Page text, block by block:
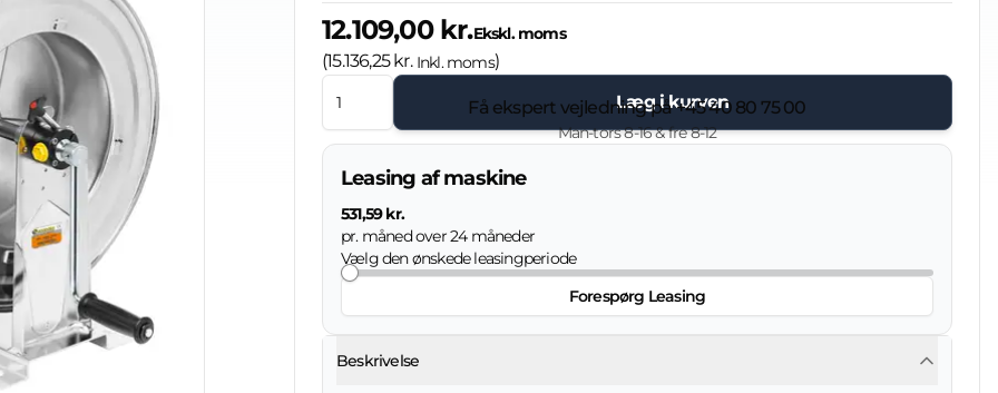
12.109,00 kr.Ekskl. moms
(15.136,25 kr. Inkl. moms)
Læg i kurven
Få ekspert vejledning på+45 40 80 75 00
Man-tors 8-16 & fre 8-12
Leasing af maskine
531,59 kr.
pr. måned over24måneder
Vælg den ønskede leasingperiode
Forespørg Leasing
Beskrivelse